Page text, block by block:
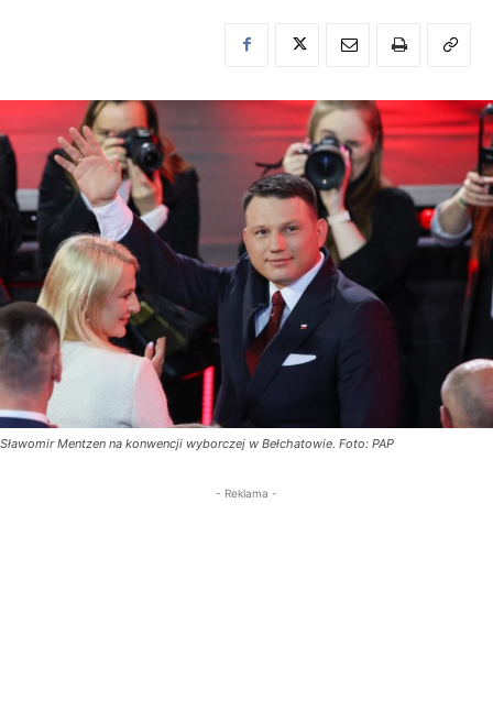
Sławomir Mentzen na konwencji wyborczej w Bełchatowie. Foto: PAP
- Reklama -